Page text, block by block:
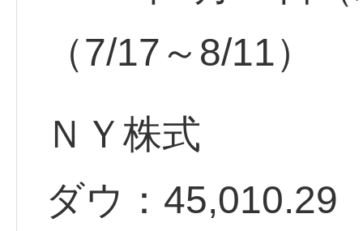
（7/17～8/11）
ＮＹ株式
ダウ：